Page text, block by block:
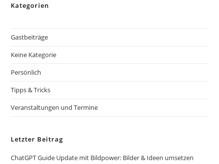
Kategorien
Gastbeiträge
Keine Kategorie
Persönlich
Tipps & Tricks
Veranstaltungen und Termine
Letzter Beitrag
ChatGPT Guide Update mit Bildpower: Bilder & Ideen umsetzen